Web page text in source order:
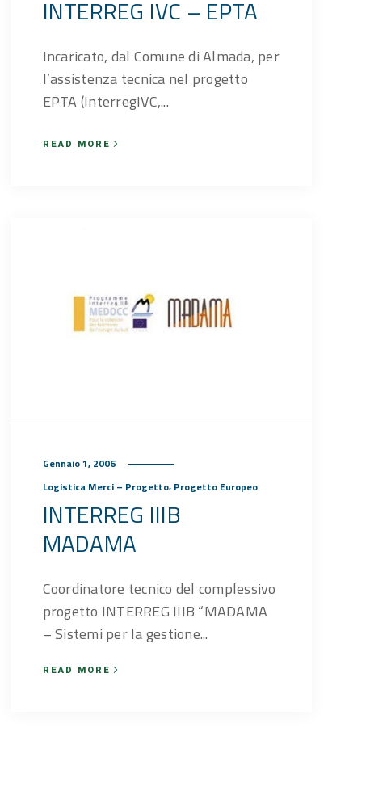
INTERREG IVC – EPTA
Incaricato, dal Comune di Almada, per
l’assistenza tecnica nel progetto
EPTA (InterregIVC,...
READ MORE
Gennaio 1, 2006
Logistica Merci – Progetto, Progetto Europeo
INTERREG IIIB
MADAMA
Coordinatore tecnico del complessivo
progetto INTERREG IIIB “MADAMA
– Sistemi per la gestione...
READ MORE